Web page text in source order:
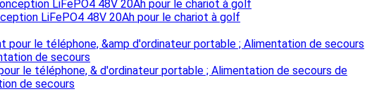
LiFePO4 48V 20Ah pour le chariot à golf
le téléphone, & d'ordinateur portable ; Alimentation de secours de
de secours